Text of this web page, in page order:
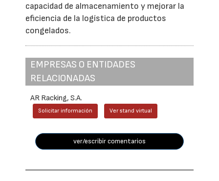
capacidad de almacenamiento y mejorar la
eficiencia de la logística de productos
congelados.
EMPRESAS O ENTIDADES
RELACIONADAS
AR Racking, S.A.
Solicitar información Ver stand virtual
ver/escribir comentarios